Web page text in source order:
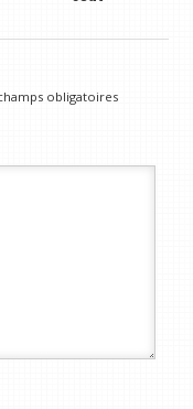
obligatoires